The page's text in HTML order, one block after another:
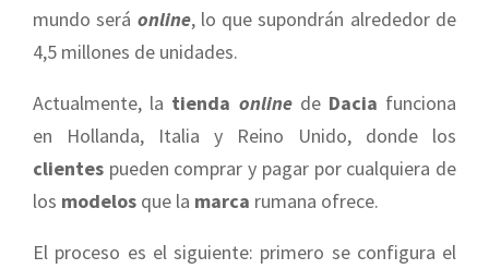
mundo será online, lo que supondrán alrededor de
4,5 millones de unidades.
Actualmente, la tienda onlinede Dacia funciona
en Hollanda, Italia y Reino Unido, donde los
clientes pueden comprar y pagar por cualquiera de
los modelos que la marca rumana ofrece.
El proceso es el siguiente: primero se configura el